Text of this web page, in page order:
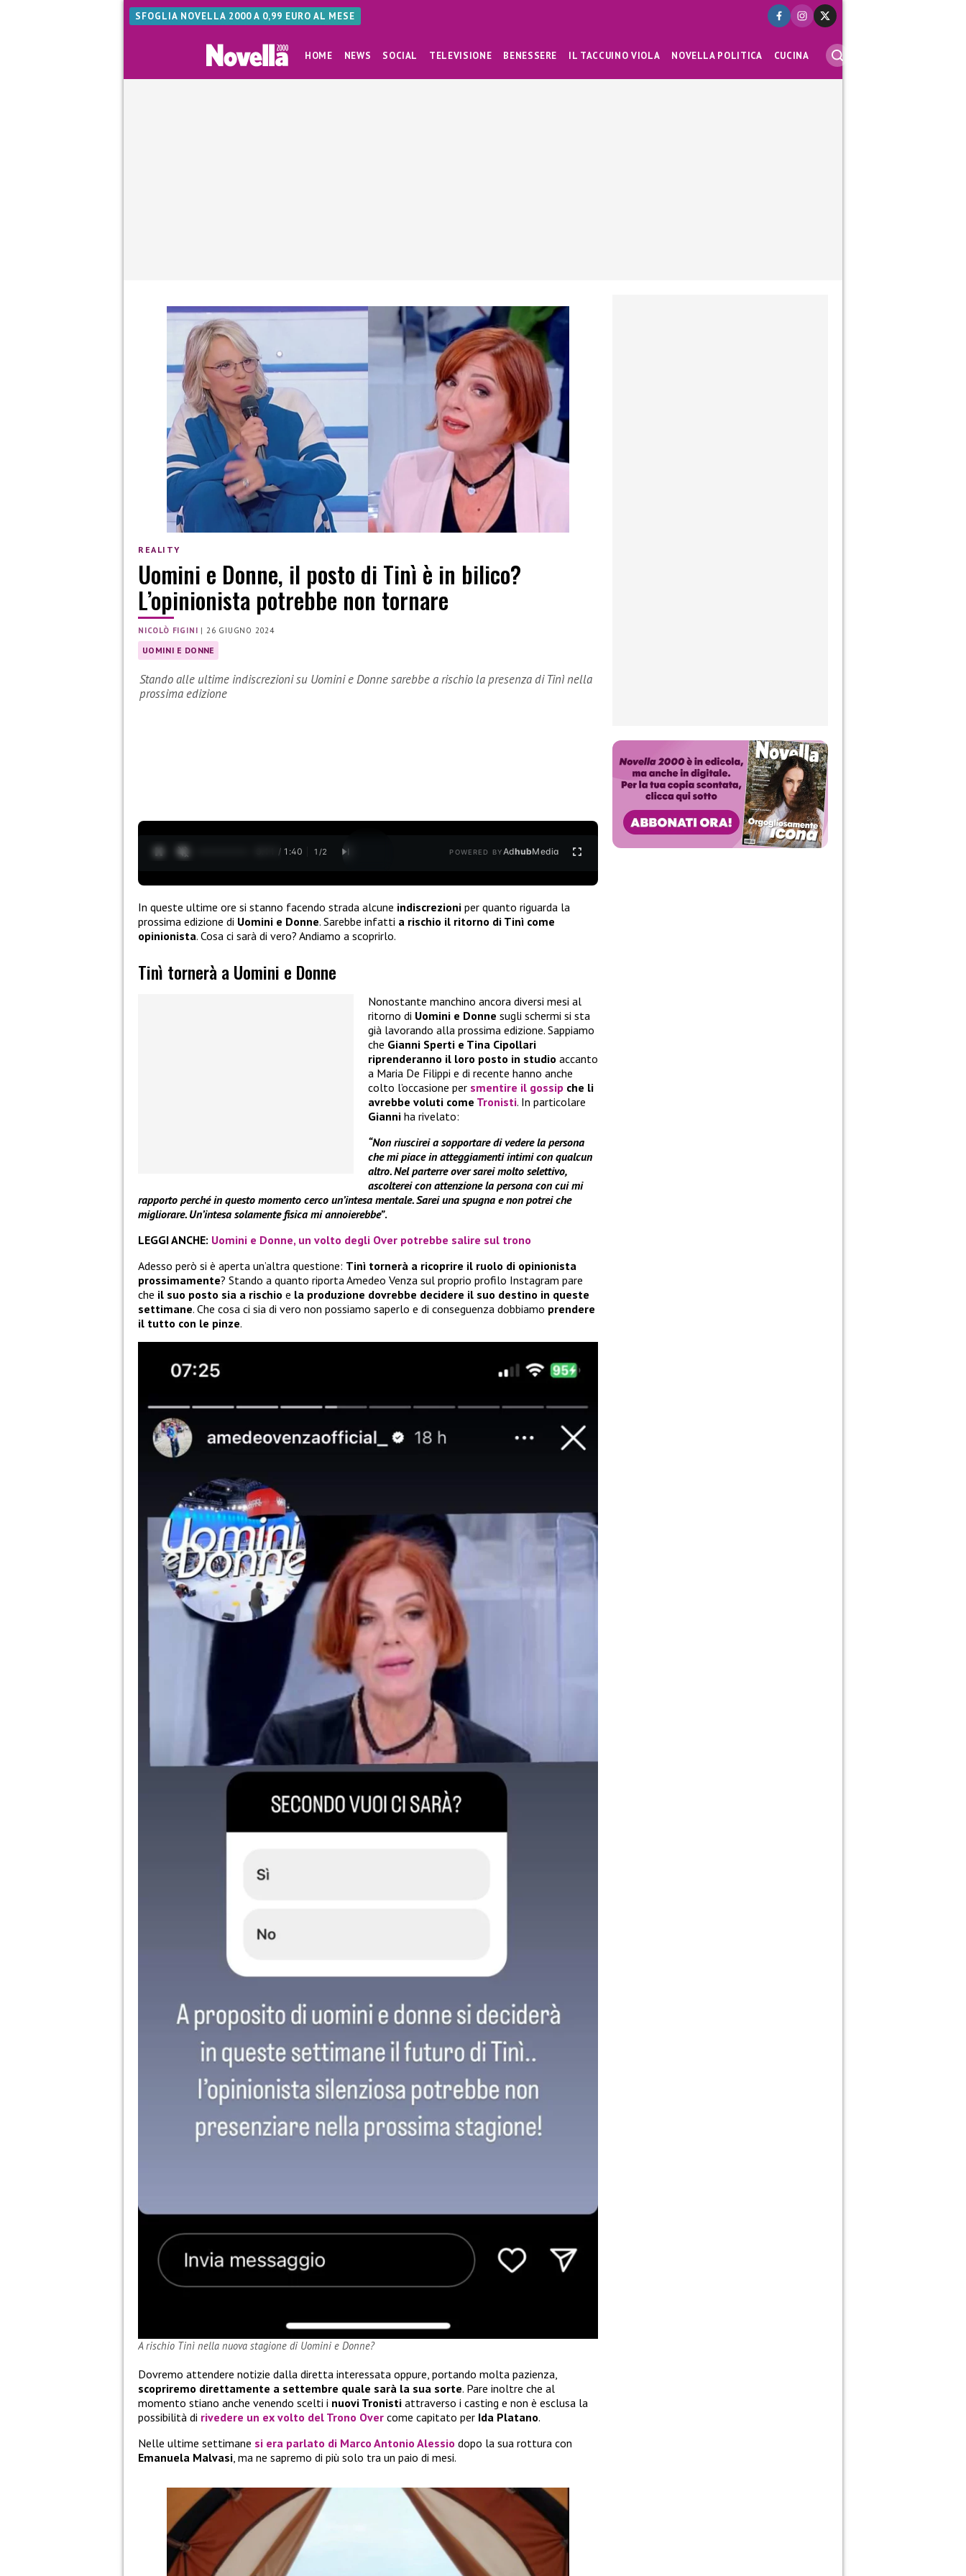
SFOGLIA NOVELLA 2000 A 0,99 EURO AL MESE
HOME NEWS SOCIAL TELEVISIONE BENESSERE IL TACCUINO VIOLA NOVELLA POLITICA CUCINA
REALITY
Uomini e Donne, il posto di Tinì è in bilico?
L’opinionista potrebbe non tornare
NICOLÒ FIGINI | 26 GIUGNO 2024
UOMINI E DONNE
Stando alle ultime indiscrezioni su Uomini e Donne sarebbe a rischio la presenza di Tinì nella
prossima edizione
0:13 / 1:40 1 /2 POWERED BYAdhubMedia
In queste ultime ore si stanno facendo strada alcune indiscrezioni per quanto riguarda la
prossima edizione di Uomini e Donne. Sarebbe infatti a rischio il ritorno di Tinì come
opinionista. Cosa ci sarà di vero? Andiamo a scoprirlo.
Tinì tornerà a Uomini e Donne
Nonostante manchino ancora diversi mesi al
ritorno di Uomini e Donne sugli schermi si sta
già lavorando alla prossima edizione. Sappiamo
che Gianni Sperti e Tina Cipollari
riprenderanno il loro posto in studio accanto
a Maria De Filippi e di recente hanno anche
colto l’occasione per smentire il gossip che li
avrebbe voluti come Tronisti. In particolare
Gianni ha rivelato:
“Non riuscirei a sopportare di vedere la persona
che mi piace in atteggiamenti intimi con qualcun
altro. Nel parterre over sarei molto selettivo,
ascolterei con attenzione la persona con cui mi
rapporto perché in questo momento cerco un’intesa mentale. Sarei una spugna e non potrei che
migliorare. Un’intesa solamente fisica mi annoierebbe”.
LEGGI ANCHE: Uomini e Donne, un volto degli Over potrebbe salire sul trono
Adesso però si è aperta un’altra questione: Tinì tornerà a ricoprire il ruolo di opinionista
prossimamente? Stando a quanto riporta Amedeo Venza sul proprio profilo Instagram pare
che il suo posto sia a rischio e la produzione dovrebbe decidere il suo destino in queste
settimane. Che cosa ci sia di vero non possiamo saperlo e di conseguenza dobbiamo prendere
il tutto con le pinze.
A rischio Tinì nella nuova stagione di Uomini e Donne?
Dovremo attendere notizie dalla diretta interessata oppure, portando molta pazienza,
scopriremo direttamente a settembre quale sarà la sua sorte. Pare inoltre che al
momento stiano anche venendo scelti i nuovi Tronisti attraverso i casting e non è esclusa la
possibilità di rivedere un ex volto del Trono Over come capitato per Ida Platano.
Nelle ultime settimane si era parlato di Marco Antonio Alessio dopo la sua rottura con
Emanuela Malvasi , ma ne sapremo di più solo tra un paio di mesi.